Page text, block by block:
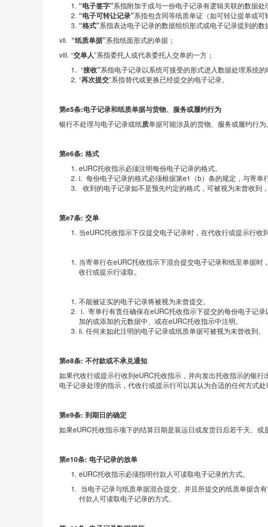
“电子签字”系指附加于或与一份电子记录有逻辑关联的数据
“电子可转让记录”系指包含同等纸质单证（如可转让提单或可
“格式”系指表达电子记录的数据组织形式或电子记录提到的数
vii. “纸质单据”系指纸面形式的单据；
viii. “交单人”系指委托人或代表委托人交单的一方；
“接收”系指电子记录以系统可接受的形式进入数据处理系统
“再次提交”系指替代或更换已经提交的电子记录。
第e5条:电子记录和纸质单据与货物、服务或履约行为
银行不处理与电子记录或纸质单据可能涉及的货物、服务或履约行为。
第e6条: 格式
eURC托收指示必须注明每份电子记录的格式。
i. 每份电子记录的格式必须根据第e1（b）条的规定，与寄单
收到的电子记录如不是预先约定的格式，可被视为未曾收到
第e7条: 交单
当eURC托收指示下仅提交电子记录时，在代收行或提示行收
当寄单行在eURC托收指示下混合提交电子记录和纸至单据
收行或提示行读取。
不能被证实的电子记录将被视为未曾提交。
i. 寄单行有责任确保在eURC托收指示下提交的每份电子记
加的或添加的元数据中、或在eURC托收指示中注明。
ii. 任何未如此注明的电子记录或纸质单据可被视为未曾收到。
第e8条: 不付款或不承兑通知
如果代收行或提示行收到eURC托收指示，并向发出托收指示的银
电子记录处理的指示，代收行或提示行可以其认为合适的任何方式处
第e9条: 到期日的确定
如果eURC托收指示项下的结算日期是装运日或发货日后若干天、
第e10条: 电子记录的放单
eURC托收指示必须指明付
当电子记录与纸质单据混合提交、并且所提交的纸质单据含
付款人可读取电子记录的方式。